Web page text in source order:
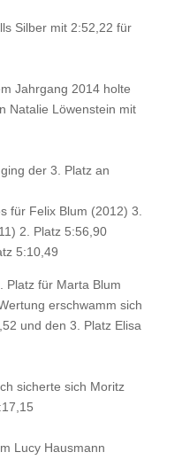
Silber mit 2:52,22 für
Jahrgang 2014 holte
Natalie Löwenstein mit
der 3. Platz an
für Felix Blum (2012) 3.
2. Platz 5:56,90
5:10,49
Platz für Marta Blum
erschwamm sich
und den 3. Platz Elisa
sicherte sich Moritz
Lucy Hausmann